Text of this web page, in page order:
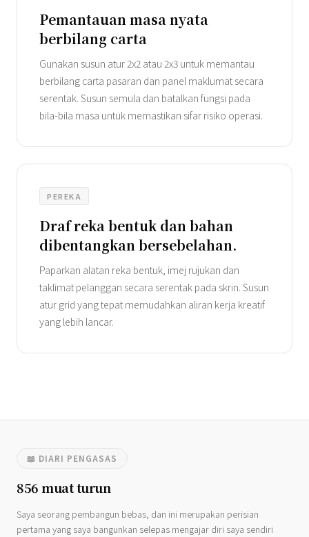
Pemantauan masa nyata
berbilang carta
Gunakan susun atur 2x2 atau 2x3 untuk memantau
berbilang carta pasaran dan panel maklumat secara
serentak. Susun semula dan batalkan fungsi pada
bila-bila masa untuk memastikan sifar risiko operasi.
PEREKA
Draf reka bentuk dan bahan
dibentangkan bersebelahan.
Paparkan alatan reka bentuk, imej rujukan dan
taklimat pelanggan secara serentak pada skrin. Susun
atur grid yang tepat memudahkan aliran kerja kreatif
yang lebih lancar.
📖 DIARI PENGASAS
856 muat turun
Saya seorang pembangun bebas, dan ini merupakan perisian
pertama yang saya bangunkan selepas mengajar diri saya sendiri